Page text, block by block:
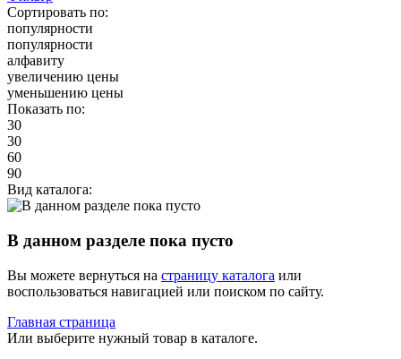
Сортировать по:
популярности
популярности
алфавиту
увеличению цены
уменьшению цены
Показать по:
30
30
60
90
Вид каталога:
В данном разделе пока пусто
Вы можете вернуться на страницу каталога или
воспользоваться навигацией или поиском по сайту.
Главная страница
Или выберите нужный товар в каталоге.